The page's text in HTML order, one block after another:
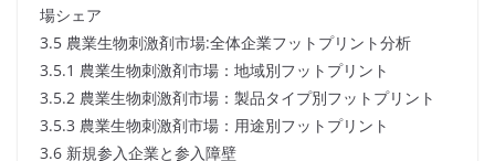
場シェア
3.5 農業生物刺激剤市場:全体企業フットプリント分析
3.5.1 農業生物刺激剤市場：地域別フットプリント
3.5.2 農業生物刺激剤市場：製品タイプ別フットプリント
3.5.3 農業生物刺激剤市場：用途別フットプリント
3.6 新規参入企業と参入障壁